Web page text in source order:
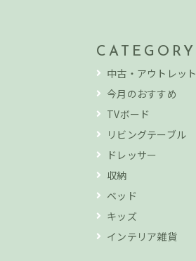
CATEGORY
中古・アウトレット
今月のおすすめ
TVボード
リビングテーブル
ドレッサー
収納
ベッド
キッズ
インテリア雑貨